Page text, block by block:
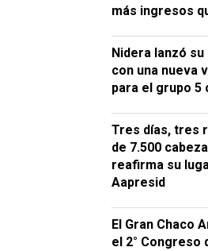
más ingresos
Nidera lanzó
con una nueva
para el grupo 5
Tres días, tres
de 7.500
reafirma su
Aapresid
El Gran Chaco
el 2° Congreso